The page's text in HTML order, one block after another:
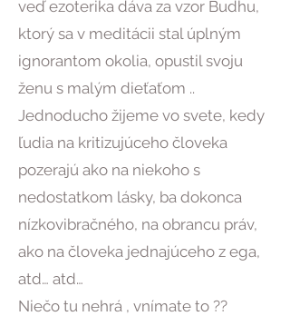
veď ezoterika dáva za vzor Budhu,
ktorý sa v meditácii stal úplným
ignorantom okolia, opustil svoju
ženu s malým dieťaťom ..
Jednoducho žijeme vo svete, kedy
ľudia na kritizujúceho človeka
pozerajú ako na niekoho s
nedostatkom lásky, ba dokonca
nízkovibračného, na obrancu práv,
ako na človeka jednajúceho z ega,
atd… atd…
Niečo tu nehrá , vnímate to ??